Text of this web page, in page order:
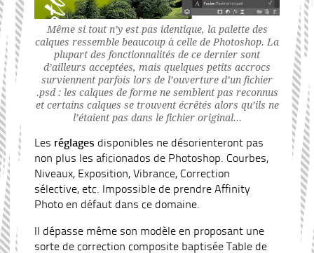
Même si tout n’y est pas identique, la palette des
calques ressemble beaucoup à celle de Photoshop. La
plupart des fonctionnalités de ce dernier sont
d’ailleurs acceptées, mais quelques petits accrocs
surviennent parfois lors de l’ouverture d’un fichier
.psd : les calques de forme ne semblent pas reconnus
et certains calques se trouvent écrêtés alors qu’ils ne
l’étaient pas dans le fichier original…
Les réglages disponibles ne désorienteront pas
non plus les aficionados de Photoshop. Courbes,
Niveaux, Exposition, Vibrance, Correction
sélective, etc. Impossible de prendre Affinity
Photo en défaut dans ce domaine.
Il dépasse même son modèle en proposant une
sorte de correction composite baptisée Table de